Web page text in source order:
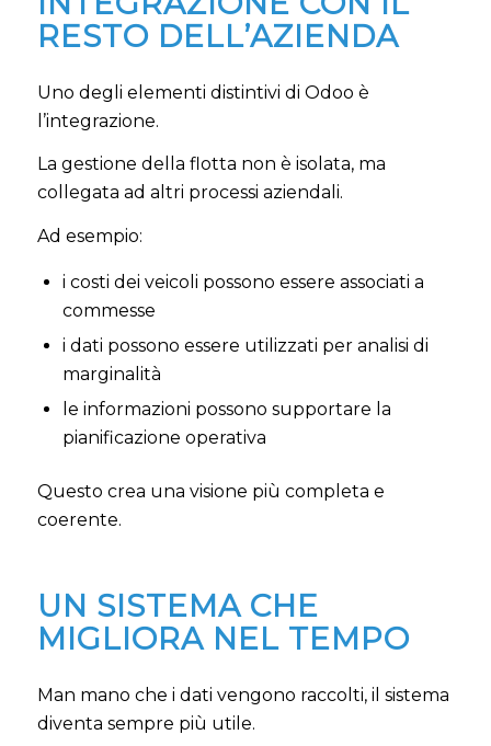
RESTO DELL’AZIENDA
Uno degli elementi distintivi di Odoo è
l’integrazione.
La gestione della flotta non è isolata, ma
collegata ad altri processi aziendali.
Ad esempio:
i costi dei veicoli possono essere associati a
commesse
i dati possono essere utilizzati per analisi di
marginalità
le informazioni possono supportare la
pianificazione operativa
Questo crea una visione più completa e
coerente.
UN SISTEMA CHE
MIGLIORA NEL TEMPO
Man mano che i dati vengono raccolti, il sistema
diventa sempre più utile.